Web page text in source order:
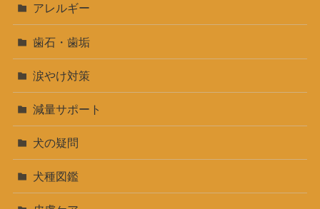
アレルギー
歯石・歯垢
涙やけ対策
減量サポート
犬の疑問
犬種図鑑